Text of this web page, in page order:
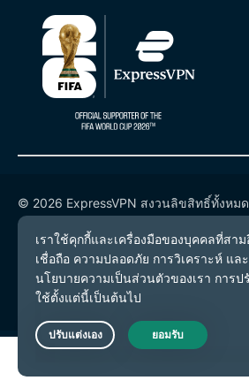
© 2026 ExpressVPN สงวนลิขสิทธิ์ทั้งหมด
นโยบายความเป็นส่วนตัว
เงื่อนไขการให้บริการ
การตั้งค่าคุกกี้